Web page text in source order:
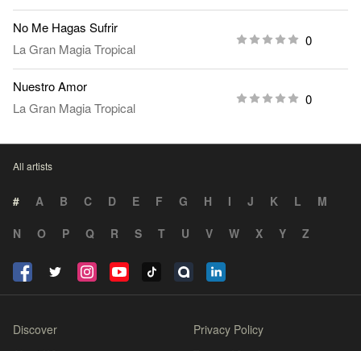
No Me Hagas Sufrir
La Gran Magia Tropical
0
Nuestro Amor
La Gran Magia Tropical
0
All artists
# A B C D E F G H I J K L
M
N
O P Q R S T U V W X Y Z
Discover Privacy Policy